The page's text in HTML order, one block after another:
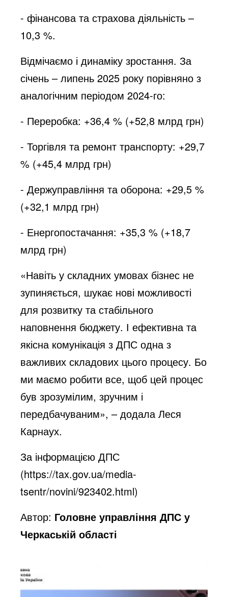
- фінансова та страхова діяльність –
10,3 %.
Відмічаємо і динаміку зростання. За
січень – липень 2025 року порівняно з
аналогічним періодом 2024-го:
- Переробка: +36,4 % (+52,8 млрд грн)
- Торгівля та ремонт транспорту: +29,7
% (+45,4 млрд грн)
- Держуправління та оборона: +29,5 %
(+32,1 млрд грн)
- Енергопостачання: +35,3 % (+18,7
млрд грн)
«Навіть у складних умовах бізнес не
зупиняється, шукає нові можливості
для розвитку та стабільного
наповнення бюджету. І ефективна та
якісна комунікація з ДПС одна з
важливих складових цього процесу. Бо
ми маємо робити все, щоб цей процес
був зрозумілим, зручним і
передбачуваним», – додала Леся
Карнаух.
За інформацією ДПС
(https://tax.gov.ua/media-
tsentr/novini/923402.html)
Автор: Головне управління ДПС у
Черкаській області